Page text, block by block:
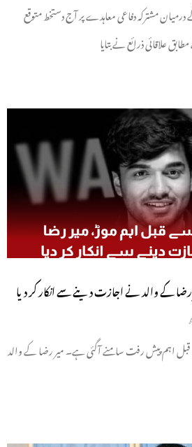
مشترکہ دفاعی معاہدے پر آج دستخط متوقع
علاقائی ذرائع نے بتایا
رضا کے والد نے اجازت دینے سے انکار کر دیا
قبل اہم پیش رفت سامنے آگئی ہے۔ میر رضا کے والد